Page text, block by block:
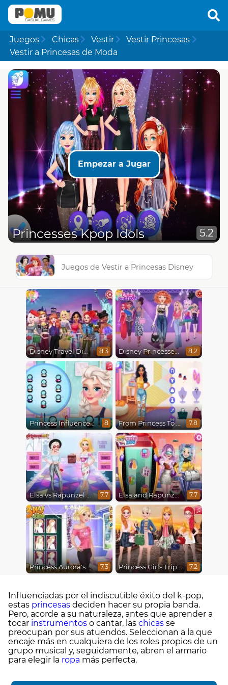
Juegos Chicas Vestir
Vestir Princesas
Vestir a Princesas de Moda
Empezar a Jugar
Princesses Kpop Idols 5.2
Juegos de Vestir a Princesas Disney
Disney Travel Diaries: City Break 8.3 Disney Princesses Runway Show 8.2
Princess Influencer Winter Wonderland 8 From Princess To Influencer 7.8
Elsa vs Rapunzel Fashion Game 7.7 Elsa and Rapunzel Future Fashion 7.7
Princess Aurora's Fashion Statement 7.3 Princess Girls Trip To Europe 7.2
Influenciadas por el indiscutible éxito del k-pop,
estas princesas deciden hacer su propia banda.
Pero, acorde a su naturaleza, antes que aprender a
tocar instrumentos o cantar, las chicas se
preocupan por sus atuendos. Seleccionan a la que
encaje más en cualquiera de los roles propios de un
grupo musical y, seguidamente, abren el armario
para elegir la ropa más perfecta.